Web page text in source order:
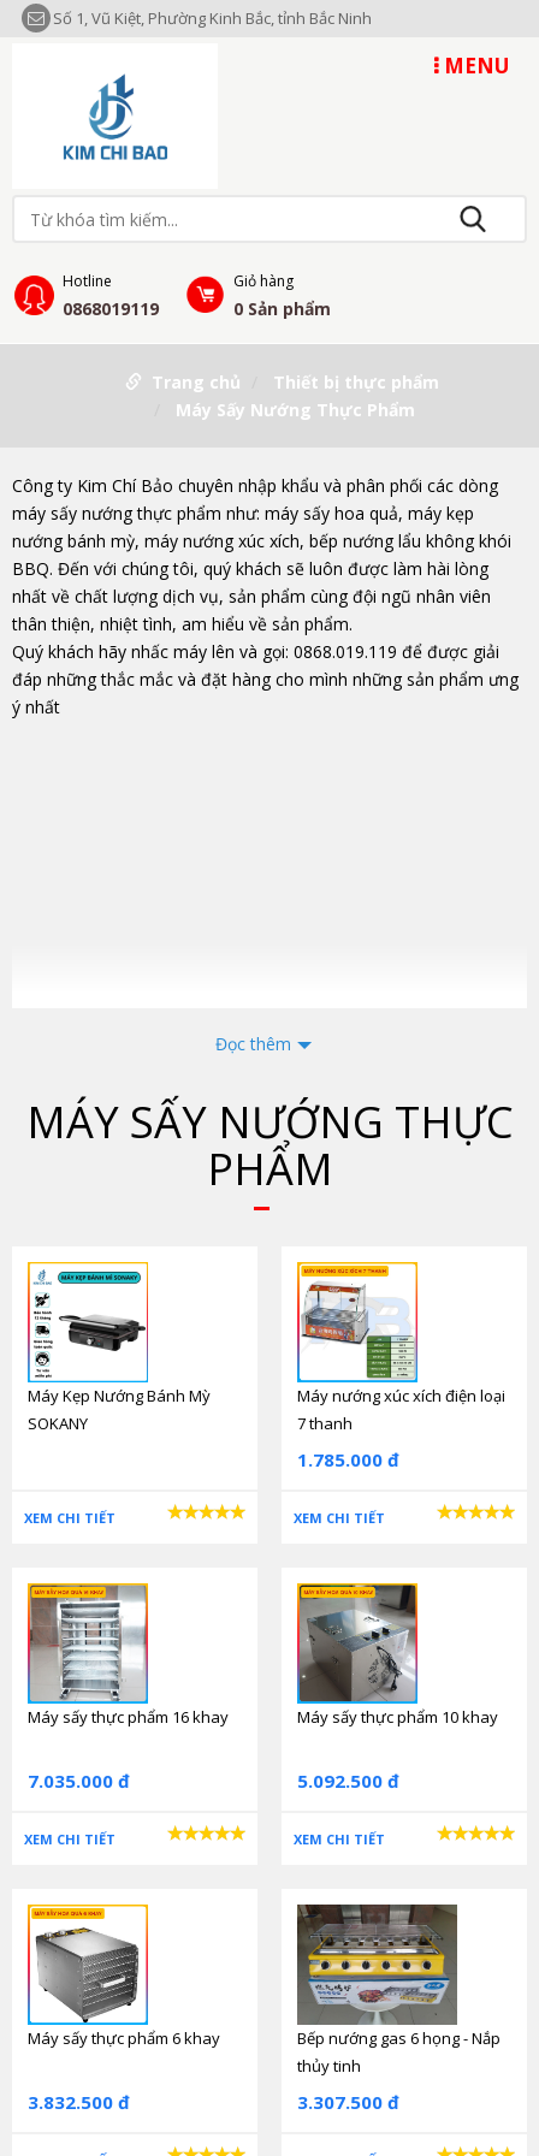
Số 1, Vũ Kiệt, Phường Kinh Bắc, tỉnh Bắc Ninh
MENU
Hotline
0868019119
Giỏ hàng
0 Sản phẩm
Trang chủ
Thiết bị thực phẩm
Máy Sấy Nướng Thực Phẩm
Công ty Kim Chí Bảo chuyên nhập khẩu và phân phối các dòng
máy sấy nướng thực phẩm như: máy sấy hoa quả, máy kẹp
nướng bánh mỳ, máy nướng xúc xích, bếp nướng lẩu không khói
BBQ. Đến với chúng tôi, quý khách sẽ luôn được làm hài lòng
nhất về chất lượng dịch vụ, sản phẩm cùng đội ngũ nhân viên
thân thiện, nhiệt tình, am hiểu về sản phẩm.
Quý khách hãy nhấc máy lên và gọi: 0868.019.119 để được giải
đáp những thắc mắc và đặt hàng cho mình những sản phẩm ưng
ý nhất
Đọc thêm
MÁY SẤY NƯỚNG THỰC
PHẨM
Máy Kẹp Nướng Bánh Mỳ
SOKANY
XEM CHI TIẾT
Máy nướng xúc xích điện loại
7 thanh
1.785.000 đ
XEM CHI TIẾT
Máy sấy thực phẩm 16 khay
7.035.000 đ
XEM CHI TIẾT
Máy sấy thực phẩm 10 khay
5.092.500 đ
XEM CHI TIẾT
Máy sấy thực phẩm 6 khay
3.832.500 đ
Bếp nướng gas 6 họng - Nắp
thủy tinh
3.307.500 đ